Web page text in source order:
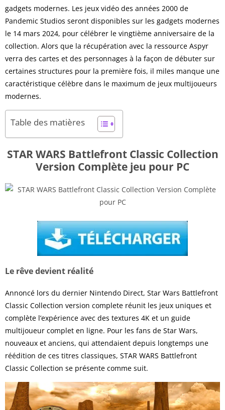
gadgets modernes. Les jeux vidéo des années 2000 de
Pandemic Studios seront disponibles sur les gadgets modernes
le 14 mars 2024, pour célébrer le vingtième anniversaire de la
collection. Alors que la récupération avec la ressource Aspyr
verra des cartes et des personnages à la façon de débuter sur
certaines structures pour la première fois, il miles manque une
caractéristique célèbre dans le maximum de jeux multijoueurs
modernes.
Table des matières
STAR WARS Battlefront Classic Collection
Version Complète jeu pour PC
Le rêve devient réalité
Annoncé lors du dernier Nintendo Direct, Star Wars Battlefront
Classic Collection version complete réunit les jeux uniques et
complète l’expérience avec des textures 4K et un guide
multijoueur complet en ligne. Pour les fans de Star Wars,
nouveaux et anciens, qui attendaient depuis longtemps une
réédition de ces titres classiques, STAR WARS Battlefront
Classic Collection se présente comme suit.